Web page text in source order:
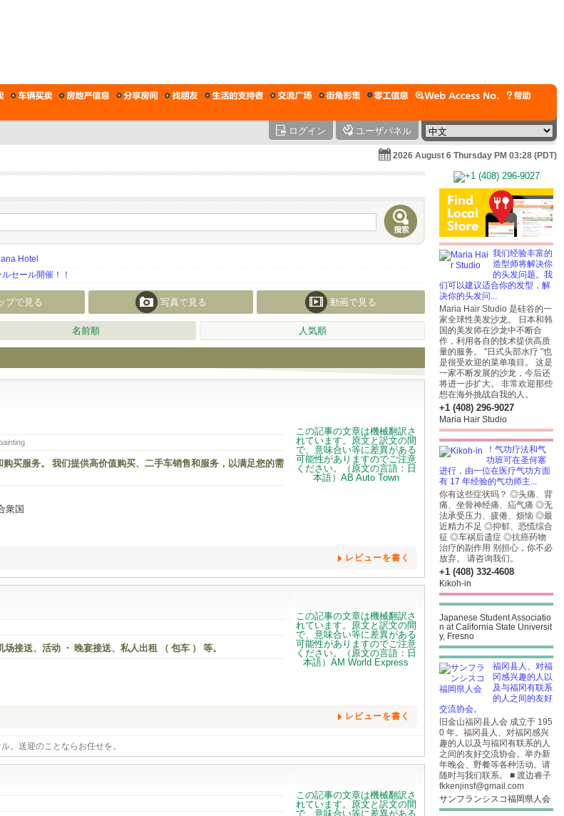
ログイン ユーザパネル
2026 August 6 Thursday PM 03:28 (PDT)
Hotel
セール開催！！
プで見る 写真で見る 動画で見る
名前順 人気順
买服务。 我们提供高价值购买、二手车销售和服务，以满足您的需
衆国
レビューを書く
接送、活动 ・ 晚宴接送、私人出租 （ 包车 ） 等。
レビューを書く
。送迎のことならお任せを。
我们经验丰富的
造型师将解决你
的头发问题。我
们可以建议适合你的发型，解
决你的头发问...
Maria Hair Studio 是硅谷的一
家全球性美发沙龙。 日本和韩
国的美发师在沙龙中不断合
作，利用各自的技术提供高质
量的服务。 "日式头部水疗 "也
是很受欢迎的菜单项目。 这是
一家不断发展的沙龙，今后还
将进一步扩大。 非常欢迎那些
想在海外挑战自我的人。
+1 (408) 296-9027
Maria Hair Studio
！气功疗法和气
功班可在圣何塞
进行，由一位在医疗气功方面
有 17 年经验的气功师主...
你有这些症状吗？ ◎头痛、背
痛、坐骨神经痛、疝气痛 ◎无
法承受压力、疲倦、烦恼 ◎最
近精力不足 ◎抑郁、恐慌综合
征 ◎车祸后遗症 ◎抗癌药物
治疗的副作用 别担心，你不必
放弃。 请咨询我们。
+1 (408) 332-4608
Kikoh-in
Japanese Student Associatio
n at California State Universit
y, Fresno
福冈县人、对福
冈感兴趣的人以
及与福冈有联系
的人之间的友好
交流协会。
旧金山福冈县人会 成立于 195
0 年。福冈县人、对福冈感兴
趣的人以及与福冈有联系的人
之间的友好交流协会。举办新
年晚会、野餐等各种活动。请
随时与我们联系。 ■ 渡边睿子
fkkenjinsf@gmail.com
サンフランシスコ福岡県人会